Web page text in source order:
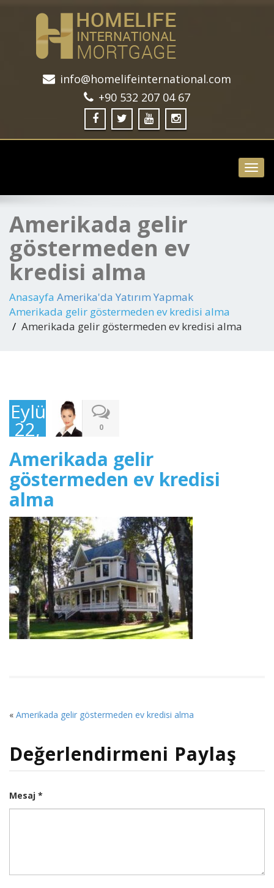
info@homelifeinternational.com
+90 532 207 04 67
Amerikada gelir
göstermeden ev
kredisi alma
Anasayfa Amerika'da Yatırım Yapmak
Amerikada gelir göstermeden ev kredisi alma
Amerikada gelir göstermeden ev kredisi alma
Eylül
22,
2016
0
Amerikada gelir
göstermeden ev kredisi
alma
« Amerikada gelir göstermeden ev kredisi alma
Değerlendirmeni Paylaş
Mesaj *